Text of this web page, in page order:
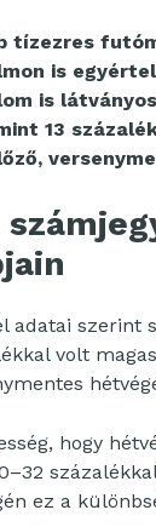
tízezres
is
is
13
adatai szerint
volt
hogy
ez a